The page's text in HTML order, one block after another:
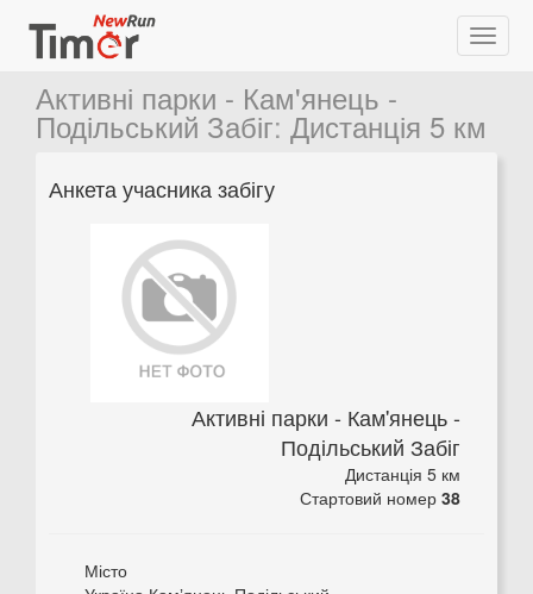
Активні парки - Кам'янець -
Подільський Забіг: Дистанція 5 км
Анкета учасника забігу
Активні парки - Кам'янець -
Подільський Забіг
Дистанція 5 км
Стартовий номер 38
Місто